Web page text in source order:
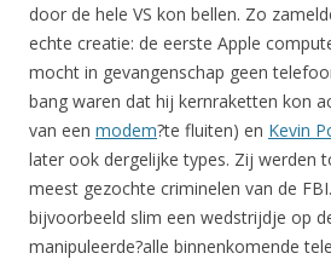
door de hele VS kon bellen. Zo
echte creatie: de eerste Apple
mocht in gevangenschap geen
bang waren dat hij kernraketten kon
van een modem?te fluiten) en Kevin
later ook dergelijke types. Zij werden
meest gezochte criminelen van de
bijvoorbeeld slim een wedstrijdje op
manipuleerde?alle binnenkomende